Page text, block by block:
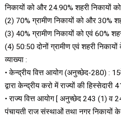
निकायों को और 24.90% शहरी निकायों को
(2) 70% ग्रामीण निकायों को और 30%
(3) 40% ग्रामीण निकायों को एवं 60%
(4) 50:50 दोनों ग्रामीण एवं शहरी
व्याख्या :
• केन्द्रीय वित्त आयोग (अनुच्छेद-280) :
द्वारा केन्द्रीय करो में राज्यों की
• राज्य वित्त आयोग [ अनुच्छेद 243 (1) व
पंचायती राज संस्थाओं तथा नगर निकायों